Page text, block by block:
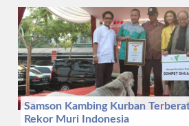
Samson Kambing Kurban
Rekor Muri Indonesia